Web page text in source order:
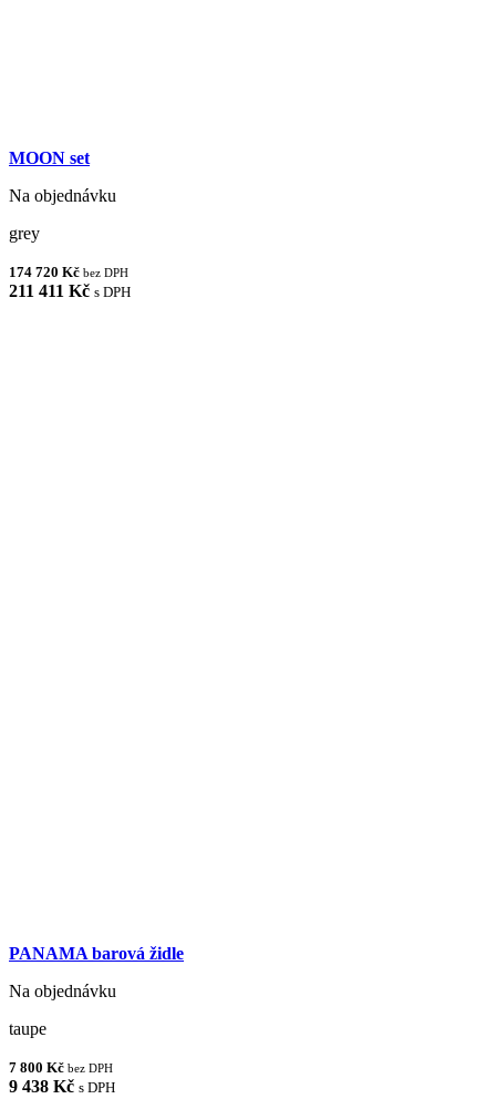
MOON set
Na objednávku
grey
174 720 Kč bez DPH
211 411 Kč s DPH
PANAMA barová židle
Na objednávku
taupe
7 800 Kč bez DPH
9 438 Kč s DPH